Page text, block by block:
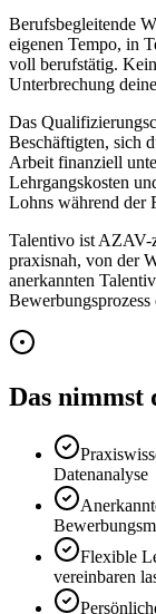
Berufsbegleitende
eigenen Tempo, in
voll berufstätig.
Unterbrechung
Das
Beschäftigten, sich
Arbeit finanziell
Lehrgangskosten
Lohns während der
Talentivo ist AZAV-
praxisnah, von der
anerkannten
Bewerbungsprozess
Das nimmst
Datenanalyse
Flexible
vereinbaren